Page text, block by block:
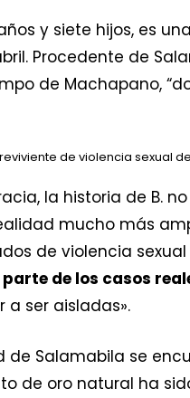
y siete hijos, es
Procedente de
de Machapano,
de violencia sexual
la historia de B.
mucho más
de violencia
de los casos
a ser aisladas».
de Salamabila se
de oro natural ha